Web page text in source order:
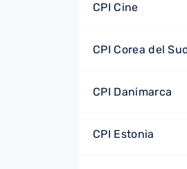
CPI Cine
CPI Corea del
CPI Danimarca
CPI Estonia